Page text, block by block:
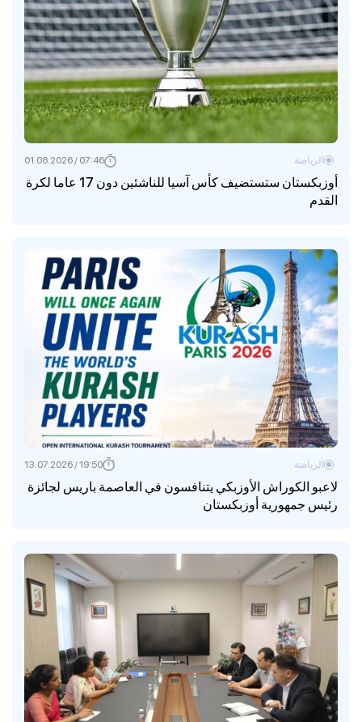
أوزبكستان ستستضيف كأس آسيا للناشئين دون 17 عاما لكرة
القدم
الرياضة 07:46 / 01.08.2026
لاعبو الكوراش الأوزبكي يتنافسون في العاصمة باريس لجائزة
رئيس جمهورية أوزبكستان
الرياضة 19:50 / 13.07.2026